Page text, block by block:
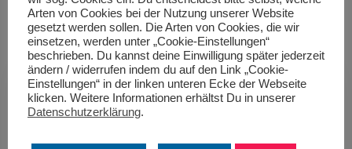
Arten von Cookies bei der Nutzung unserer Website
gesetzt werden sollen. Die Arten von Cookies, die wir
einsetzen, werden unter „Cookie-Einstellungen“
beschrieben. Du kannst deine Einwilligung später jederzeit
ändern / widerrufen indem du auf den Link „Cookie-
Einstellungen“ in der linken unteren Ecke der Webseite
klicken. Weitere Informationen erhältst Du in unserer
Datenschutzerklärung.